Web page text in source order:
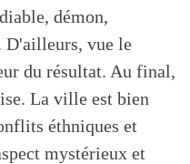
démon,
D'ailleurs, vue le
du résultat. Au final,
La ville est bien
éthniques et
mystérieux et